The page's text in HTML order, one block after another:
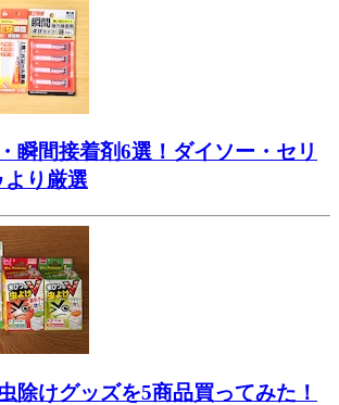
瞬間接着剤6選！ダイソー・セリ
より厳選
除けグッズを5商品買ってみた！